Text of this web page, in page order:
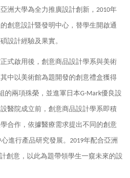
洲大學為全力推廣設計創新，2010年
創意設計暨發明中心，替學生開啟通
設計經驗及果實。
式啟用後，創意商品設計學系與美術
中以美術館為題開發的創意禮盒獲得
的兩項殊榮，並進軍日本G-Mark優良設
醫院成立前，創意商品設計學系即積
合作，依據醫療需求提出不同的創意
進行產品研究發展。2019年配合亞洲
創意，以此為題帶領學生一窺未來的設